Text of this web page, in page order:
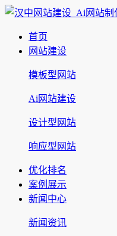
首页
网站建设
模板型网站
Ai网站建设
设计型网站
响应型网站
优化排名
案例展示
新闻中心
新闻资讯